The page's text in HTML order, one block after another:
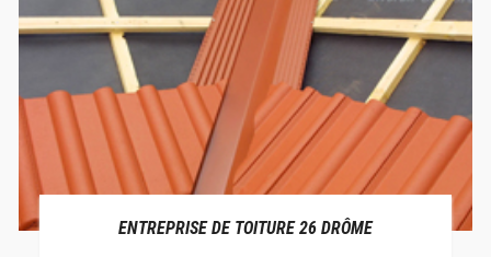
ENTREPRISE DE TOITURE 26 DRÔME